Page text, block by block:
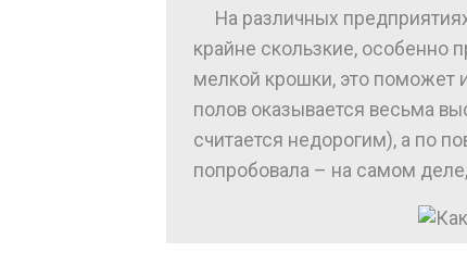
На различных
крайне скользкие, особенно
мелкой крошки, это поможет
полов оказывается весьма
считается недорогим), а по
попробовала – на самом